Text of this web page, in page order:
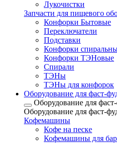
Лукочистки
Запчасти для пищевого
Конфорки Бытовые
Переключатели
Подставки
Конфорки
Конфорки ТЭНовые
Спирали
ТЭНы
ТЭНы для конфорок
Оборудование для фаст-
Оборудование для
Оборудование для фаст-
Кофемашины
Кофе на песке
Кофемашины для